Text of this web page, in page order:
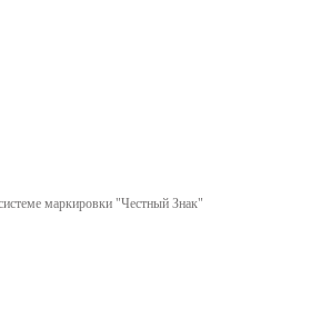
маркировки "Честный Знак"